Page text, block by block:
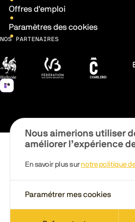
Offres d'emploi
Paramètres des cookies
NOS PARTENAIRES
Wallonie Fédération Wallonie-
Ville de
Nous aimerions utiliser
améliorer l’expérience
En savoir plus surnotre politique
Paramétrer mes cookies